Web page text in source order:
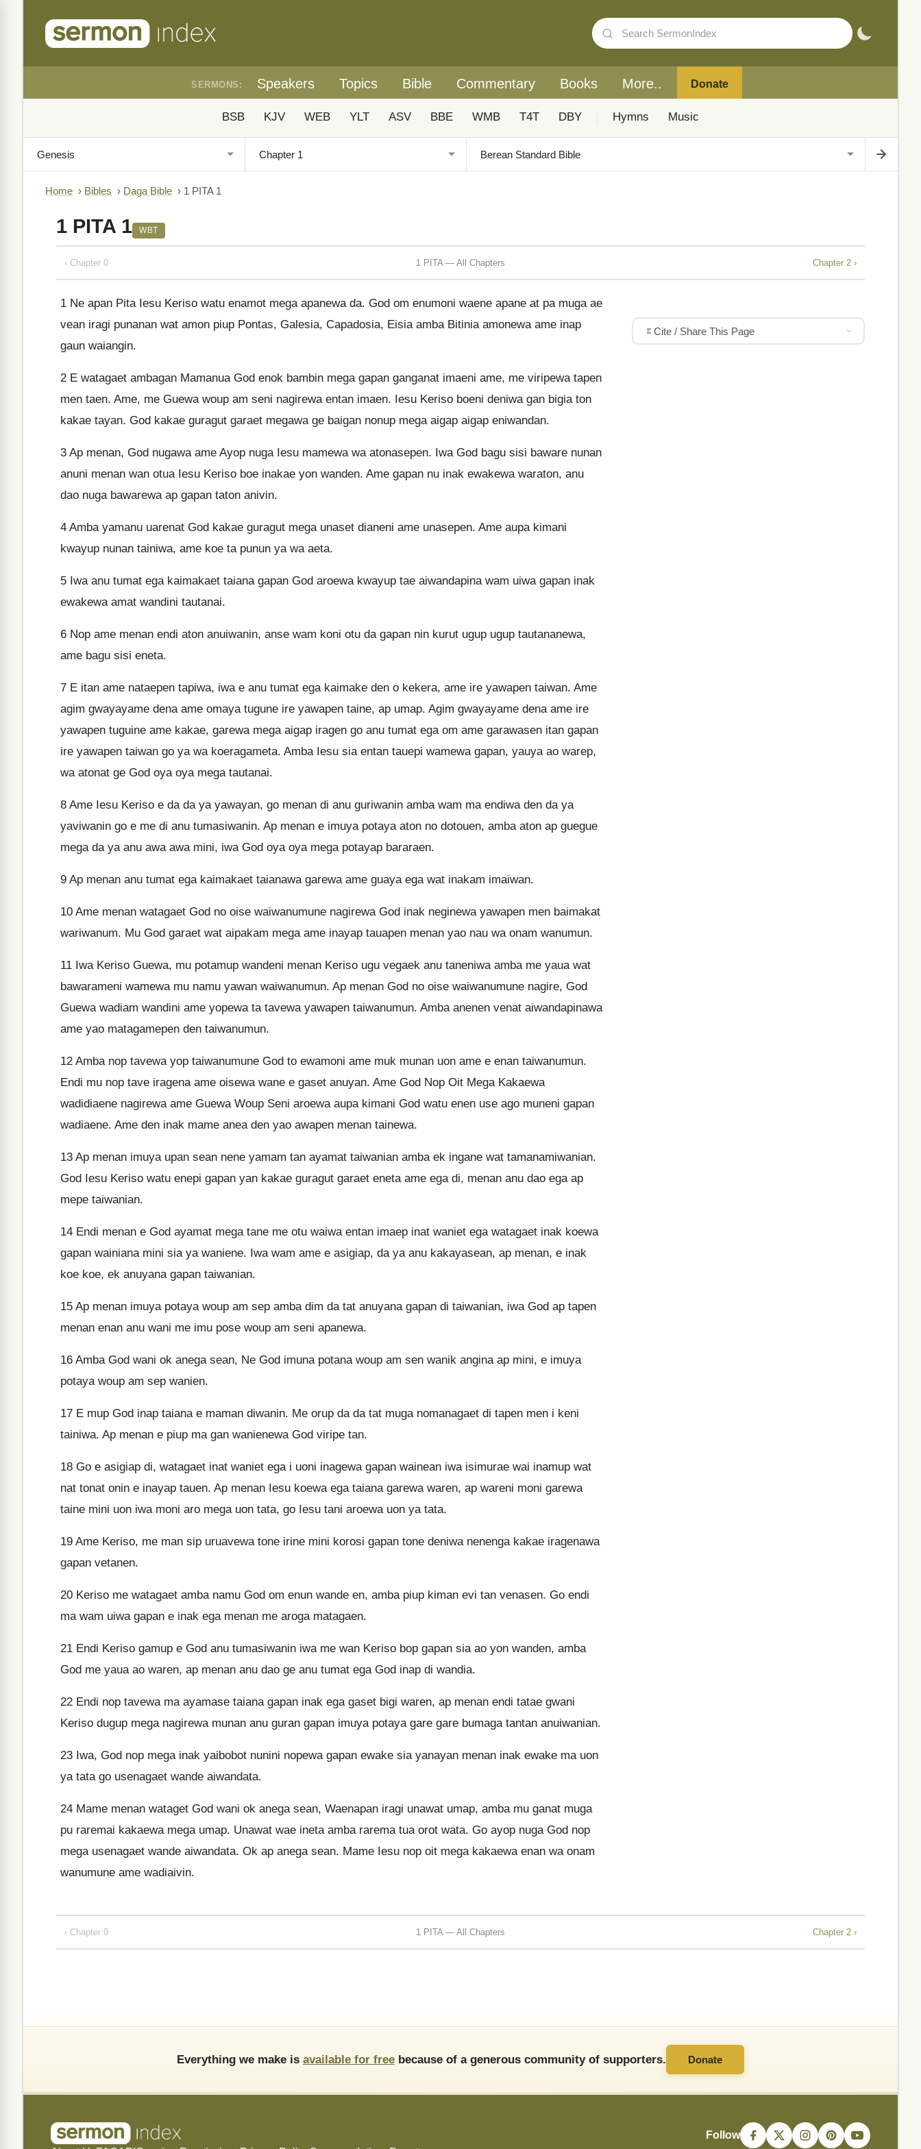
SERMONS: Speakers Topics Bible Commentary Books More.. Donate
BSB KJV WEB YLT ASV BBE WMB T4T DBY Hymns Music
Home › Bibles › Daga Bible › 1 PITA 1
1 PITA 1 WBT
‹ Chapter 0 1 PITA — All Chapters Chapter 2 ›
1 Ne apan Pita Iesu Keriso watu enamot mega apanewa da. God om enumoni waene apane at pa muga ae
vean iragi punanan wat amon piup Pontas, Galesia, Capadosia, Eisia amba Bitinia amonewa ame inap
gaun waiangin.
2 E watagaet ambagan Mamanua God enok bambin mega gapan ganganat imaeni ame, me viripewa tapen
men taen. Ame, me Guewa woup am seni nagirewa entan imaen. Iesu Keriso boeni deniwa gan bigia ton
kakae tayan. God kakae guragut garaet megawa ge baigan nonup mega aigap aigap eniwandan.
3 Ap menan, God nugawa ame Ayop nuga Iesu mamewa wa atonasepen. Iwa God bagu sisi baware nunan
anuni menan wan otua Iesu Keriso boe inakae yon wanden. Ame gapan nu inak ewakewa waraton, anu
dao nuga bawarewa ap gapan taton anivin.
4 Amba yamanu uarenat God kakae guragut mega unaset dianeni ame unasepen. Ame aupa kimani
kwayup nunan tainiwa, ame koe ta punun ya wa aeta.
5 Iwa anu tumat ega kaimakaet taiana gapan God aroewa kwayup tae aiwandapina wam uiwa gapan inak
ewakewa amat wandini tautanai.
6 Nop ame menan endi aton anuiwanin, anse wam koni otu da gapan nin kurut ugup ugup tautananewa,
ame bagu sisi eneta.
7 E itan ame nataepen tapiwa, iwa e anu tumat ega kaimake den o kekera, ame ire yawapen taiwan. Ame
agim gwayayame dena ame omaya tugune ire yawapen taine, ap umap. Agim gwayayame dena ame ire
yawapen tuguine ame kakae, garewa mega aigap iragen go anu tumat ega om ame garawasen itan gapan
ire yawapen taiwan go ya wa koeragameta. Amba Iesu sia entan tauepi wamewa gapan, yauya ao warep,
wa atonat ge God oya oya mega tautanai.
8 Ame Iesu Keriso e da da ya yawayan, go menan di anu guriwanin amba wam ma endiwa den da ya
yaviwanin go e me di anu tumasiwanin. Ap menan e imuya potaya aton no dotouen, amba aton ap guegue
mega da ya anu awa awa mini, iwa God oya oya mega potayap bararaen.
9 Ap menan anu tumat ega kaimakaet taianawa garewa ame guaya ega wat inakam imaiwan.
10 Ame menan watagaet God no oise waiwanumune nagirewa God inak neginewa yawapen men baimakat
wariwanum. Mu God garaet wat aipakam mega ame inayap tauapen menan yao nau wa onam wanumun.
11 Iwa Keriso Guewa, mu potamup wandeni menan Keriso ugu vegaek anu taneniwa amba me yaua wat
bawarameni wamewa mu namu yawan waiwanumun. Ap menan God no oise waiwanumune nagire, God
Guewa wadiam wandini ame yopewa ta tavewa yawapen taiwanumun. Amba anenen venat aiwandapinawa
ame yao matagamepen den taiwanumun.
12 Amba nop tavewa yop taiwanumune God to ewamoni ame muk munan uon ame e enan taiwanumun.
Endi mu nop tave iragena ame oisewa wane e gaset anuyan. Ame God Nop Oit Mega Kakaewa
wadidiaene nagirewa ame Guewa Woup Seni aroewa aupa kimani God watu enen use ago muneni gapan
wadiaene. Ame den inak mame anea den yao awapen menan tainewa.
13 Ap menan imuya upan sean nene yamam tan ayamat taiwanian amba ek ingane wat tamanamiwanian.
God Iesu Keriso watu enepi gapan yan kakae guragut garaet eneta ame ega di, menan anu dao ega ap
mepe taiwanian.
14 Endi menan e God ayamat mega tane me otu waiwa entan imaep inat waniet ega watagaet inak koewa
gapan wainiana mini sia ya waniene. Iwa wam ame e asigiap, da ya anu kakayasean, ap menan, e inak
koe koe, ek anuyana gapan taiwanian.
15 Ap menan imuya potaya woup am sep amba dim da tat anuyana gapan di taiwanian, iwa God ap tapen
menan enan anu wani me imu pose woup am seni apanewa.
16 Amba God wani ok anega sean, Ne God imuna potana woup am sen wanik angina ap mini, e imuya
potaya woup am sep wanien.
17 E mup God inap taiana e maman diwanin. Me orup da da tat muga nomanagaet di tapen men i keni
tainiwa. Ap menan e piup ma gan wanienewa God viripe tan.
18 Go e asigiap di, watagaet inat waniet ega i uoni inagewa gapan wainean iwa isimurae wai inamup wat
nat tonat onin e inayap tauen. Ap menan Iesu koewa ega taiana garewa waren, ap wareni moni garewa
taine mini uon iwa moni aro mega uon tata, go Iesu tani aroewa uon ya tata.
19 Ame Keriso, me man sip uruavewa tone irine mini korosi gapan tone deniwa nenenga kakae iragenawa
gapan vetanen.
20 Keriso me watagaet amba namu God om enun wande en, amba piup kiman evi tan venasen. Go endi
ma wam uiwa gapan e inak ega menan me aroga matagaen.
21 Endi Keriso gamup e God anu tumasiwanin iwa me wan Keriso bop gapan sia ao yon wanden, amba
God me yaua ao waren, ap menan anu dao ge anu tumat ega God inap di wandia.
22 Endi nop tavewa ma ayamase taiana gapan inak ega gaset bigi waren, ap menan endi tatae gwani
Keriso dugup mega nagirewa munan anu guran gapan imuya potaya gare gare bumaga tantan anuiwanian.
23 Iwa, God nop mega inak yaibobot nunini nopewa gapan ewake sia yanayan menan inak ewake ma uon
ya tata go usenagaet wande aiwandata.
24 Mame menan wataget God wani ok anega sean, Waenapan iragi unawat umap, amba mu ganat muga
pu raremai kakaewa mega umap. Unawat wae ineta amba rarema tua orot wata. Go ayop nuga God nop
mega usenagaet wande aiwandata. Ok ap anega sean. Mame Iesu nop oit mega kakaewa enan wa onam
wanumune ame wadiaivin.
Cite / Share This Page
‹ Chapter 0 1 PITA — All Chapters Chapter 2 ›
Everything we make is available for free because of a generous community of supporters. Donate
Follow